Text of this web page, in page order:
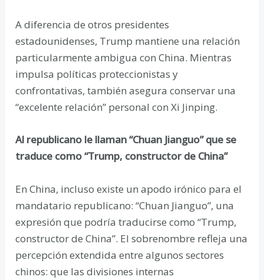
A diferencia de otros presidentes
estadounidenses, Trump mantiene una relación
particularmente ambigua con China. Mientras
impulsa políticas proteccionistas y
confrontativas, también asegura conservar una
“excelente relación” personal con Xi Jinping.
Al republicano le llaman “Chuan Jianguo” que se
traduce como “Trump, constructor de China”
En China, incluso existe un apodo irónico para el
mandatario republicano: “Chuan Jianguo”, una
expresión que podría traducirse como “Trump,
constructor de China”. El sobrenombre refleja una
percepción extendida entre algunos sectores
chinos: que las divisiones internas